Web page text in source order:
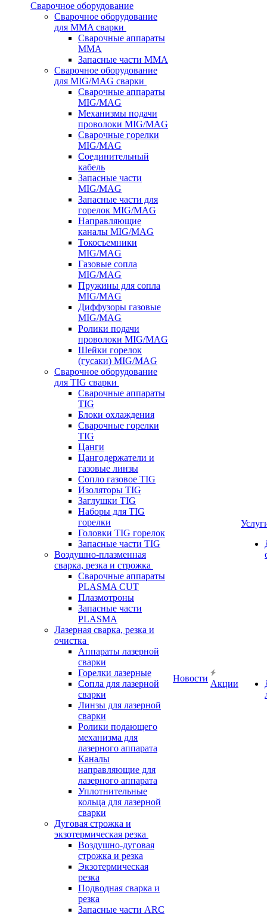
Сварочное оборудование
Сварочное оборудование
для MMA сварки
Сварочные аппараты
MMA
Запасные части MMA
Сварочное оборудование
для MIG/MAG сварки
Сварочные аппараты
MIG/MAG
Механизмы подачи
проволоки MIG/MAG
Сварочные горелки
MIG/MAG
Соединительный
кабель
Запасные части
MIG/MAG
Запасные части для
горелок MIG/MAG
Направляющие
каналы MIG/MAG
Токосъемники
MIG/MAG
Газовые сопла
MIG/MAG
Пружины для сопла
MIG/MAG
Диффузоры газовые
MIG/MAG
Ролики подачи
проволоки MIG/MAG
Шейки горелок
(гусаки) MIG/MAG
Сварочное оборудование
для TIG сварки
Сварочные аппараты
TIG
Блоки охлаждения
Сварочные горелки
TIG
Цанги
Цангодержатели и
газовые линзы
Сопло газовое TIG
Изоляторы TIG
Заглушки TIG
Наборы для TIG
горелки
Головки TIG горелок
Запасные части TIG
Воздушно-плазменная
сварка, резка и строжка
Сварочные аппараты
PLASMA CUT
Плазмотроны
Запасные части
PLASMA
Лазерная сварка, резка и
очистка
Аппараты лазерной
сварки
Горелки лазерные
Сопла для лазерной
сварки
Линзы для лазерной
сварки
Ролики подающего
механизма для
лазерного аппарата
Каналы
направляющие для
лазерного аппарата
Уплотнительные
кольца для лазерной
сварки
Дуговая строжка и
экзотермическая резка
Воздушно-дуговая
строжка и резка
Экзотермическая
резка
Подводная сварка и
резка
Запасные части ARC
Новости
Акции